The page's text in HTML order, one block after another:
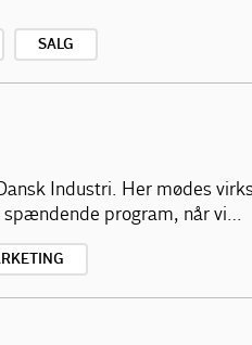
SALG
Industri. Her mødes
program, når vi…